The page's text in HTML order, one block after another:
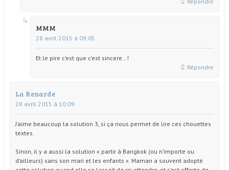
MMM
28 avril 2015 à 09:05
Et le pire c’est que c’est sincere…!
Répondre
La Renarde
28 avril 2015 à 10:09
J’aime beaucoup la solution 3, si ça nous permet de lire ces chouettes
textes.
Sinon, il y a aussi la solution « partir à Bangkok (ou n’importe ou
d’ailleurs) sans son mari et les enfants ». Maman a souvent adopté